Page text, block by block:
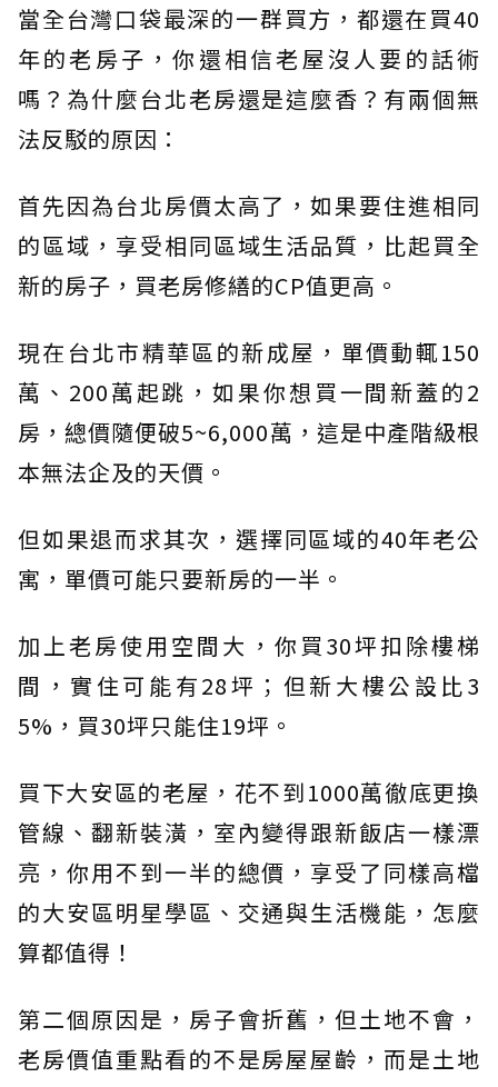
當全台灣口袋最深的一群買方，都還在買40
年的老房子，你還相信老屋沒人要的話術
嗎？為什麼台北老房還是這麼香？有兩個無
法反駁的原因：
首先因為台北房價太高了，如果要住進相同
的區域，享受相同區域生活品質，比起買全
新的房子，買老房修繕的CP值更高。
現在台北市精華區的新成屋，單價動輒150
萬、200萬起跳，如果你想買一間新蓋的2
房，總價隨便破5~6,000萬，這是中產階級根
本無法企及的天價。
但如果退而求其次，選擇同區域的40年老公
寓，單價可能只要新房的一半。
加上老房使用空間大，你買30坪扣除樓梯
間，實住可能有28坪；但新大樓公設比3
5%，買30坪只能住19坪。
買下大安區的老屋，花不到1000萬徹底更換
管線、翻新裝潢，室內變得跟新飯店一樣漂
亮，你用不到一半的總價，享受了同樣高檔
的大安區明星學區、交通與生活機能，怎麼
算都值得！
第二個原因是，房子會折舊，但土地不會，
老房價值重點看的不是房屋屋齡，而是土地